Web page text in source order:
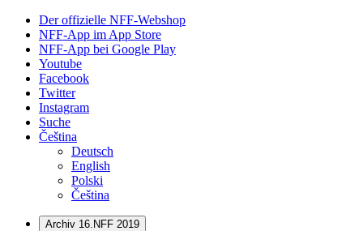
Der offizielle NFF-Webshop
NFF-App im App Store
NFF-App bei Google Play
Youtube
Facebook
Twitter
Instagram
Suche
Čeština
Deutsch
English
Polski
Čeština
Archiv 16.NFF 2019